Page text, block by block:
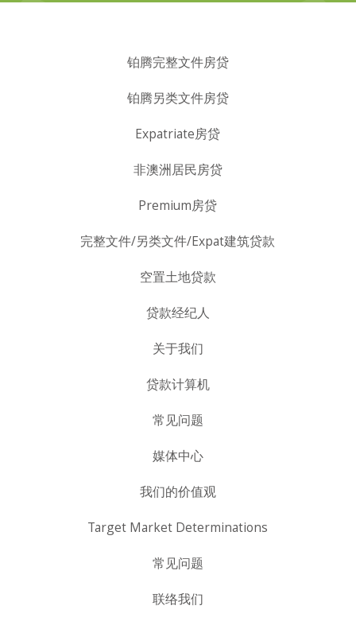
铂腾完整文件房贷
铂腾另类文件房贷
Expatriate房贷
非澳洲居民房贷
Premium房贷
完整文件/另类文件/Expat建筑贷款
空置土地贷款
贷款经纪人
关于我们
贷款计算机
常见问题
媒体中心
我们的价值观
Target Market Determinations
常见问题
联络我们